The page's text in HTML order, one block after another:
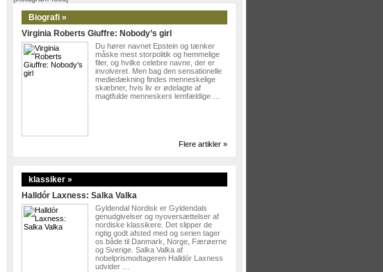
Biografi »
Virginia Roberts Giuffre: Nobody’s girl
Du hører navnet Epstein og tænker
måske mest storpolitik og hemmelige
filer, og hvilke celebre navne, der er
involveret. Men bag den sensationelle
mediedækning findes menneskelige
skæbner, hvis liv er ødelagte af
magtfulde menneskers lemfældige …
Flere artikler »
klassiker »
Halldór Laxness: Salka Valka
Gyldendal Nordisk er Gyldendals
genudgivelser og nyoversættelser af
nordiske klassikere. Det slipper de
rigtig godt afsted med og serien tager
os både til Danmark, Norge, Færøerne
og Sverige. Salka Valka af
nobelprismodtageren Halldór Laxness
udvider …